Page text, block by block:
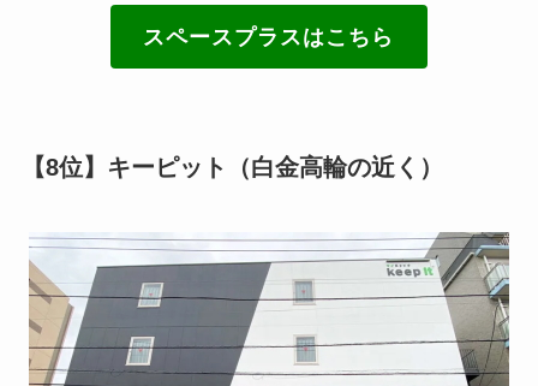
スペースプラスはこちら
【8位】キーピット（白金高輪の近く）